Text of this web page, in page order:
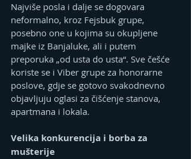
Najviše posla i dalje se dogovara
neformalno, kroz Fejsbuk grupe,
posebno one u kojima su okupljene
majke iz Banjaluke, ali i putem
preporuka „od usta do usta“. Sve češće
koriste se i Viber grupe za honorarne
poslove, gdje se gotovo svakodnevno
objavljuju oglasi za čišćenje stanova,
apartmana i lokala.
Velika konkurencija i borba za
mušterije